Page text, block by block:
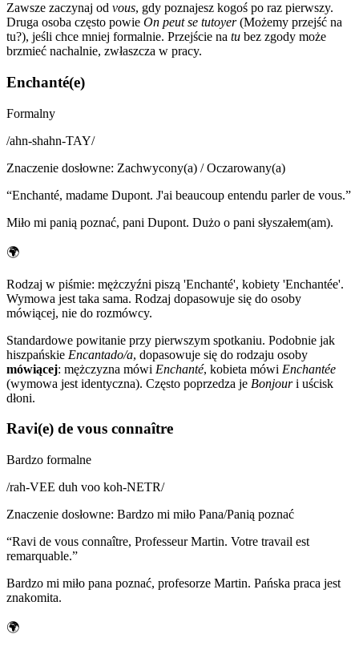
Zawsze zaczynaj od vous, gdy poznajesz kogoś po raz pierwszy.
Druga osoba często powie On peut se tutoyer(Możemy przejść na
tu?), jeśli chce mniej formalnie. Przejście na tu bez zgody może
brzmieć nachalnie, zwłaszcza w pracy.
Enchanté(e)
Formalny
/ahn-shahn-TAY/
Znaczenie dosłowne: Zachwycony(a) / Oczarowany(a)
“Enchanté, madame Dupont. J'ai beaucoup entendu parler de vous.”
Miło mi panią poznać, pani Dupont. Dużo o pani słyszałem(am).
🌍
Rodzaj w piśmie: mężczyźni piszą 'Enchanté', kobiety 'Enchantée'.
Wymowa jest taka sama. Rodzaj dopasowuje się do osoby
mówiącej, nie do rozmówcy.
Standardowe powitanie przy pierwszym spotkaniu. Podobnie jak
hiszpańskie Encantado/a, dopasowuje się do rodzaju osoby
mówiącej: mężczyzna mówi Enchanté, kobieta mówi Enchantée
(wymowa jest identyczna). Często poprzedza je Bonjouri uścisk
dłoni.
Ravi(e) de vous connaître
Bardzo formalne
/rah-VEE duh voo koh-NETR/
Znaczenie dosłowne: Bardzo mi miło Pana/Panią poznać
“Ravi de vous connaître, Professeur Martin. Votre travail est
remarquable.”
Bardzo mi miło pana poznać, profesorze Martin. Pańska praca jest
znakomita.
🌍